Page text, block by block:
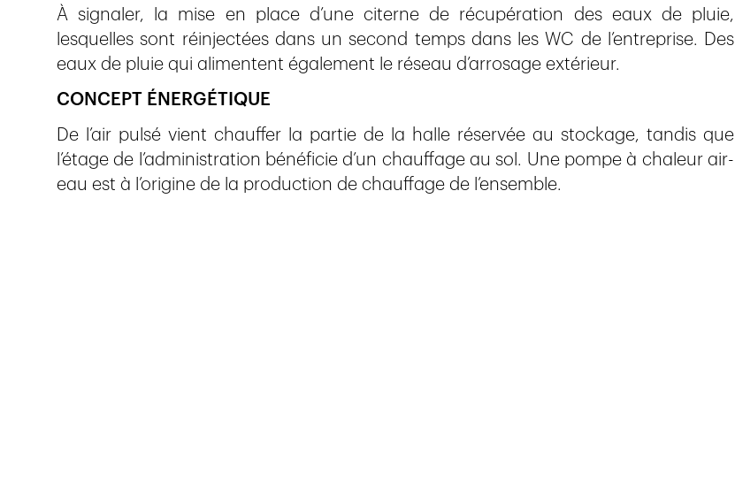
À signaler, la mise en place d’une citerne de récupération des eaux de pluie,
lesquelles sont réinjectées dans un second temps dans les WC de l’entreprise. Des
eaux de pluie qui alimentent également le réseau d’arrosage extérieur.
CONCEPT ÉNERGÉTIQUE
De l’air pulsé vient chauffer la partie de la halle réservée au stockage, tandis que
l’étage de l’administration bénéficie d’un chauffage au sol. Une pompe à chaleur air-
eau est à l’origine de la production de chauffage de l’ensemble.